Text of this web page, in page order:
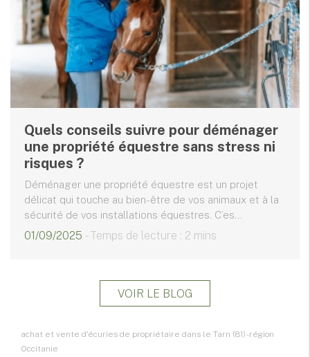
Quels conseils suivre pour déménager
une propriété équestre sans stress ni
risques ?
Déménager une propriété équestre est un projet
délicat qui touche au bien-être de vos animaux et à la
sécurité de vos installations équestres. C’es...
01/09/2025 - Temps de lecture : 2 mins
VOIR LE BLOG
achat et vente d'écuries de propriétaire dans le Tarn (81) - région
Occitanie